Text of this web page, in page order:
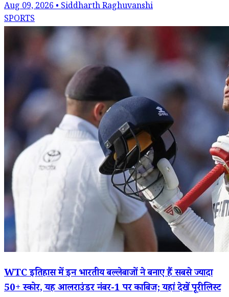
Aug 09, 2026 • Siddharth Raghuvanshi
SPORTS
WTC इतिहास में इन भारतीय बल्लेबाजों ने बनाए हैं सबसे ज्यादा
50+ स्कोर, यह आलराउंडर नंबर-1 पर काबिज; यहां देखें पूरी लिस्ट